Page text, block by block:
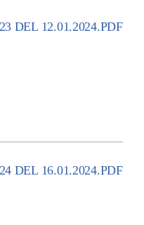
DEL 12.01.2024.PDF
DEL 16.01.2024.PDF